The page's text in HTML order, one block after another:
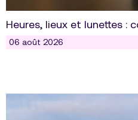
Heures, lieux et lunettes :
06 août 2026